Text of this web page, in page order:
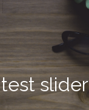
test slider